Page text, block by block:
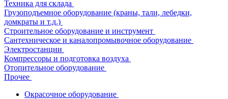
Техника для склада
Грузоподъемное оборудование (краны, тали, лебедки,
домкраты и т.д.)
Строительное оборудование и инструмент
Сантехническое и каналопромывочное оборудование
Электростанции
Компрессоры и подготовка воздуха
Отопительное оборудование
Прочее
Окрасочное оборудование